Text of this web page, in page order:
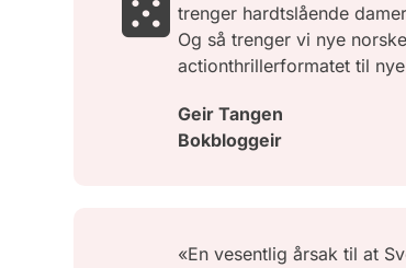
trenger hardtslående
Og så trenger vi nye
actionthrillerformatet til
Geir Tangen
Bokbloggeir
«En vesentlig årsak til at